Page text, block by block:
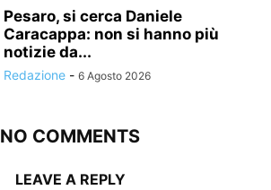
Pesaro, si cerca Daniele
Caracappa: non si hanno più
notizie da...
Redazione - 6 Agosto 2026
NO COMMENTS
LEAVE A REPLY